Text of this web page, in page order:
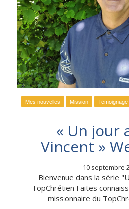
Mes nouvelles Mission Témoignage
« Un jour
Vincent »
10 septembre
Bienvenue dans la série
TopChrétien Faites
missionnaire du